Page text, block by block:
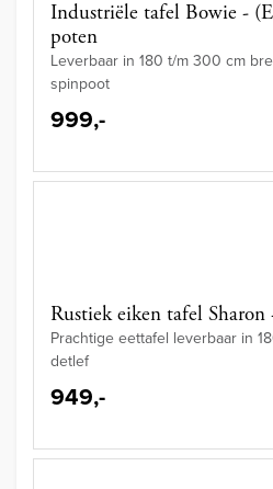
Industriële tafel Bowie -
poten
Leverbaar in 180 t/m 300 cm
spinpoot
999,-
Rustiek eiken tafel
Prachtige eettafel leverbaar in
detlef
949,-